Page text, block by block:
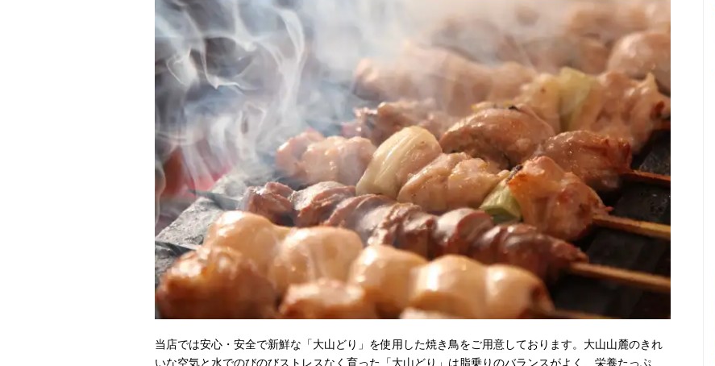
当店では安心・安全で新鮮な「大山どり」を使用した焼き鳥をご用意しております。大山山麓のきれ
いな空気と水でのびのびストレスなく育った「大山どり」は脂乗りのバランスがよく、栄養たっぷ